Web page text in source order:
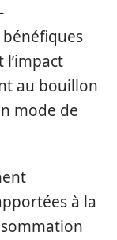
au bouillon
mode de
à la